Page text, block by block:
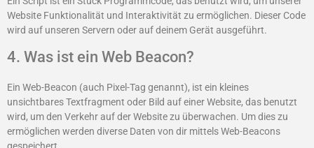
Website Funktionalität und Interaktivität zu ermöglichen. Dieser Code
wird auf unseren Servern oder auf deinem Gerät ausgeführt.
4. Was ist ein Web Beacon?
Ein Web-Beacon (auch Pixel-Tag genannt), ist ein kleines
unsichtbares Textfragment oder Bild auf einer Website, das benutzt
wird, um den Verkehr auf der Website zu überwachen. Um dies zu
ermöglichen werden diverse Daten von dir mittels Web-Beacons